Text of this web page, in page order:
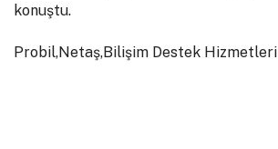
konuştu.
Probil,Netaş,Bilişim Destek Hizmetleri